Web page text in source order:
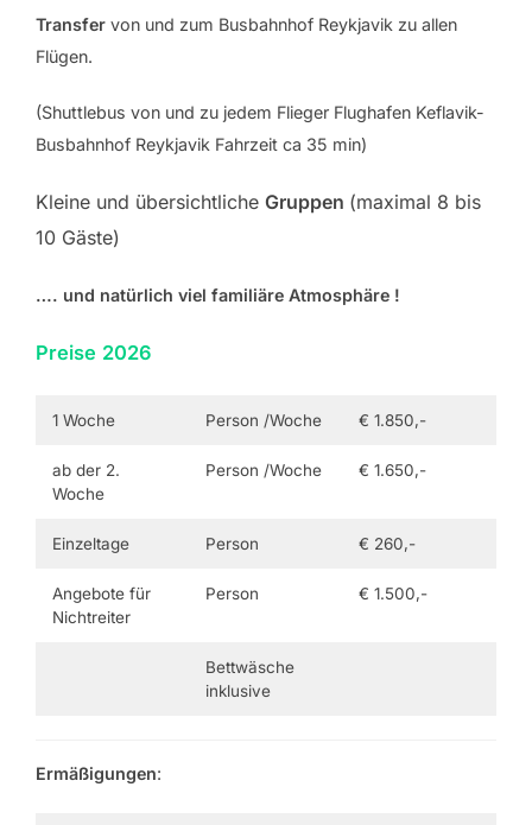
Transfer von und zum Busbahnhof Reykjavik zu allen
Flügen.
(Shuttlebus von und zu jedem Flieger Flughafen Keflavik-
Busbahnhof Reykjavik Fahrzeit ca 35 min)
Kleine und übersichtliche Gruppen (maximal 8 bis
10 Gäste)
…. und natürlich viel familiäre Atmosphäre !
Preise 2026
1 Woche Person /Woche € 1.850,-
ab der 2.
Woche
Person /Woche € 1.650,-
Einzeltage Person € 260,-
Angebote für
Nichtreiter
Person € 1.500,-
Bettwäsche
inklusive
Ermäßigungen: